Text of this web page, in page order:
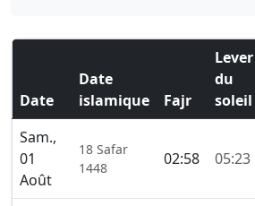
Date
Date
islamique
Fajr
Lever
du
soleil
Sam.,
01
Août
18 Safar
1448
02:58 05:23